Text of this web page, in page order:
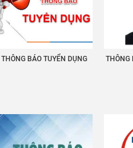
THÔNG BÁO TUYỂN DỤNG THÔNG